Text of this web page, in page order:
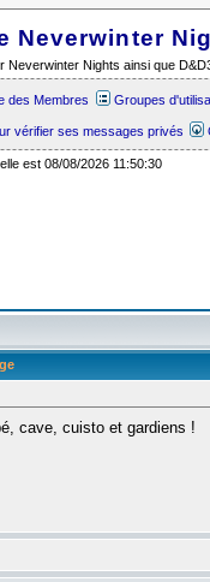
Neverwinter
Nights ainsi que
des Membres Groupes
vérifier ses messages privés
est 08/08/2026 11:50:30
cave, cuisto et gardiens !